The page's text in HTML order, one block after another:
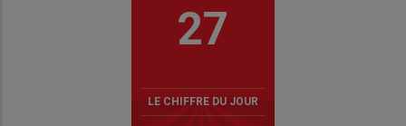
27
LE CHIFFRE DU JOUR